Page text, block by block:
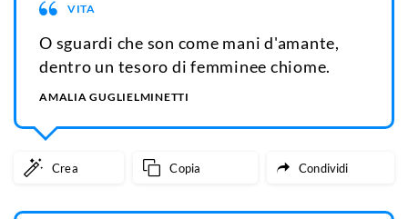
VITA
O sguardi che son come mani d'amante,
dentro un tesoro di femminee chiome.
AMALIA GUGLIELMINETTI
Crea Copia Condividi